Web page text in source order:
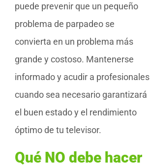
puede prevenir que un pequeño
problema de parpadeo se
convierta en un problema más
grande y costoso. Mantenerse
informado y acudir a profesionales
cuando sea necesario garantizará
el buen estado y el rendimiento
óptimo de tu televisor.
Qué NO debe hacer